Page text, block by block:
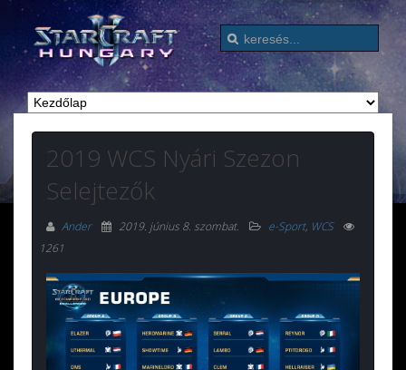
2019 WCS Nyári Szezon
Selejtezők
Ander 2019. június 8. szombat. e-Sport, WCS
1261